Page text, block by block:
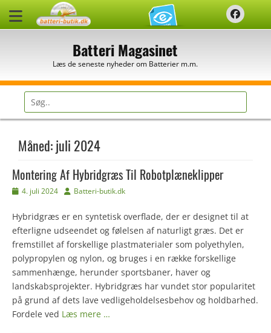
Batteri Magasinet
Læs de seneste nyheder om Batterier m.m.
Søg
efter:
Måned:juli 2024
Montering Af Hybridgræs Til Robotplæneklipper
Udgivet
4. juli 2024 Forfatter
Batteri-butik.dk
Hybridgræs er en syntetisk overflade, der er designet til at
efterligne udseendet og følelsen af naturligt græs. Det er
fremstillet af forskellige plastmaterialer som polyethylen,
polypropylen og nylon, og bruges i en række forskellige
sammenhænge, herunder sportsbaner, haver og
landskabsprojekter. Hybridgræs har vundet stor popularitet
på grund af dets lave vedligeholdelsesbehov og holdbarhed.
Fordele ved Læs mere …